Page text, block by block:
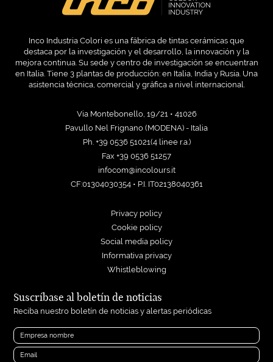
Inco Industria Colori es una fábrica de tintas cerámicas que
destaca por la investigación y el desarrollo, la innovación y la
mejora continua. Su sede y centro de investigación se encuentran
en Italia. Tiene 3 plantas de producción: en Italia, India y Rusia. Una
asistencia técnica, comercial y gráfica a nivel internacional.
Via Montebonello, 19/21 • 41026
Pavullo Nel Frignano (MODENA) - Italia
Ph. +39 0536 51021(4 linee r.a.)
Fax +39 0536 51257
infocom@incolours.it
CF:01304030354 • P.I. IT02138040361
Privacy policy
Cookie policy
Social media policy
Informativa privacy
Whistleblowing
Suscríbase al boletín de noticias
Reciba nuestro boletín de noticias y alertas periódicas